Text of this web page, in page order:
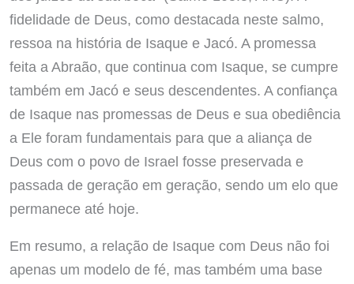
fidelidade de Deus, como destacada neste salmo,
ressoa na história de Isaque e Jacó. A promessa
feita a Abraão, que continua com Isaque, se cumpre
também em Jacó e seus descendentes. A confiança
de Isaque nas promessas de Deus e sua obediência
a Ele foram fundamentais para que a aliança de
Deus com o povo de Israel fosse preservada e
passada de geração em geração, sendo um elo que
permanece até hoje.
Em resumo, a relação de Isaque com Deus não foi
apenas um modelo de fé, mas também uma base